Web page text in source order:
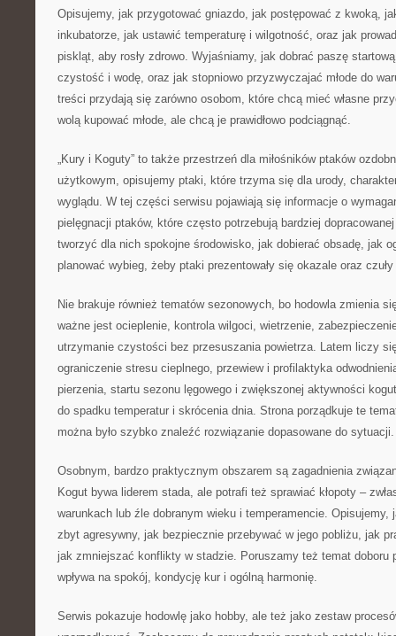
Opisujemy, jak przygotować gniazdo, jak postępować z kwoką,
inkubatorze, jak ustawić temperaturę i wilgotność, oraz jak
piskląt, aby rosły zdrowo. Wyjaśniamy, jak dobrać paszę
czystość i wodę, oraz jak stopniowo przyzwyczajać młode do
treści przydają się zarówno osobom, które chcą mieć własne
wolą kupować młode, ale chcą je prawidłowo podciągnąć.
„Kury i Koguty” to także przestrzeń dla miłośników ptaków
użytkowym, opisujemy ptaki, które trzyma się dla urody,
wyglądu. W tej części serwisu pojawiają się informacje o
pielęgnacji ptaków, które często potrzebują bardziej
tworzyć dla nich spokojne środowisko, jak dobierać obsadę, jak
planować wybieg, żeby ptaki prezentowały się okazale oraz
Nie brakuje również tematów sezonowych, bo hodowla zmienia
ważne jest ocieplenie, kontrola wilgoci, wietrzenie,
utrzymanie czystości bez przesuszania powietrza. Latem liczy
ograniczenie stresu cieplnego, przewiew i profilaktyka
pierzenia, startu sezonu lęgowego i zwiększonej aktywności
do spadku temperatur i skrócenia dnia. Strona porządkuje te
można było szybko znaleźć rozwiązanie dopasowane do sytuacji.
Osobnym, bardzo praktycznym obszarem są zagadnienia
Kogut bywa liderem stada, ale potrafi też sprawiać kłopoty –
warunkach lub źle dobranym wieku i temperamencie.
zbyt agresywny, jak bezpiecznie przebywać w jego pobliżu, jak
jak zmniejszać konflikty w stadzie. Poruszamy też temat doboru
wpływa na spokój, kondycję kur i ogólną harmonię.
Serwis pokazuje hodowlę jako hobby, ale też jako zestaw